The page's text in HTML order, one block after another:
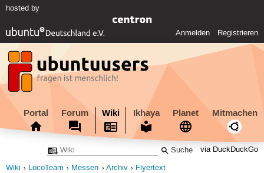
hosted by
Anmelden Registrieren
Portal Forum Wiki Ikhaya Planet Mitmachen
via DuckDuckGo
Wiki LocoTeam Messen Archiv Flyertext